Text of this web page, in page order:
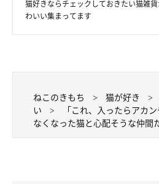
猫好きならチェックしておきたい猫雑
わいい集まってます
ねこのきもち 猫が好き
い
「これ、入ったらアカ
なくなった猫と心配そうな仲間